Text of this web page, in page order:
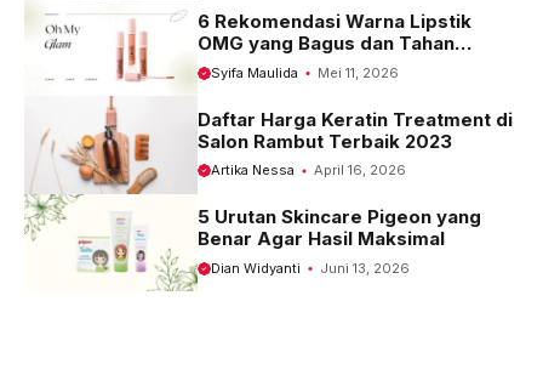
6 Rekomendasi Warna Lipstik
OMG yang Bagus dan Tahan
Seharian
Syifa Maulida Mei 11, 2026
Daftar Harga Keratin Treatment di
Salon Rambut Terbaik 2023
Artika Nessa April 16, 2026
5 Urutan Skincare Pigeon yang
Benar Agar Hasil Maksimal
Dian Widyanti Juni 13, 2026